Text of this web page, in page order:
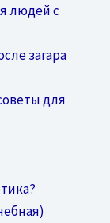
людей с
загара
для